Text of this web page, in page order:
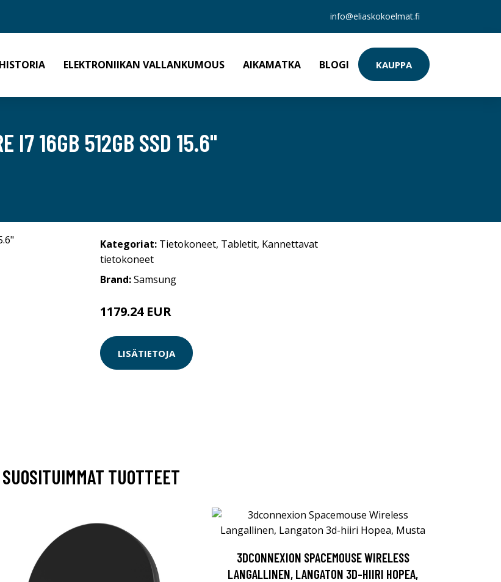
info@eliaskokoelmat.fi
ELEKTRONIIKAN VALLANKUMOUS AIKAMATKA BLOGI KAUPPA
I7 16GB 512GB SSD 15.6"
Kategoriat: Tietokoneet, Tabletit, Kannettavat
tietokoneet
Brand:Samsung
1179.24 EUR
LISÄTIETOJA
SUOSITUIMMAT TUOTTEET
3DCONNEXION SPACEMOUSE WIRELESS
LANGALLINEN, LANGATON 3D-HIIRI HOPEA,